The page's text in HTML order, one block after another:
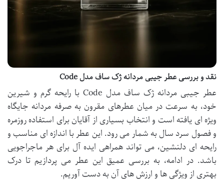
نقد و بررسی عطر جیبی مردانه ژک ساف مدل Code
عطر جیبی مردانه ژک ساف مدل Code با رایحه گرم و شیرین
خود، به سرعت در میان عطرهای مقرون به صرفه مردانه جایگاه
ویژه ای یافته است و انتخاب بسیاری از آقایان برای استفاده روزمره
و فصول سرد سال به شمار می رود. این عطر با اندازه ای مناسب و
رایحه ای دلنشین، می تواند همراهی ایده آل برای هر ماجراجویی
باشد. در ادامه، به بررسی عمیق این عطر می پردازیم تا درک
بهتری از ویژگی ها و ارزش های آن به دست آوریم.